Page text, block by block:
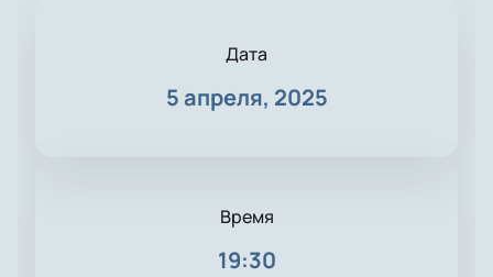
Дата
5 апреля, 2025
Время
19:30